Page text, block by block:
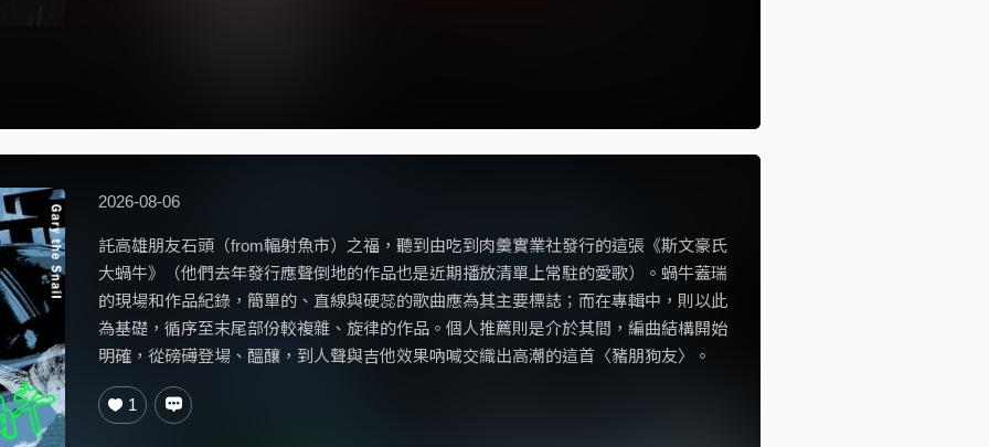
2026-08-06
託高雄朋友石頭（from輻射魚市）之福，聽到由吃到肉羹實業社發行的這張《斯文豪氏
大蝸牛》（他們去年發行應聲倒地的作品也是近期播放清單上常駐的愛歌）。蝸牛蓋瑞
的現場和作品紀錄，簡單的、直線與硬蕊的歌曲應為其主要標誌；而在專輯中，則以此
為基礎，循序至末尾部份較複雜、旋律的作品。個人推薦則是介於其間，編曲結構開始
明確，從磅礡登場、醞釀，到人聲與吉他效果吶喊交織出高潮的這首〈豬朋狗友〉。
1